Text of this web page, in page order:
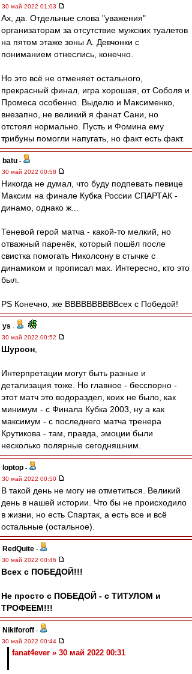
30 май 2022 01:03
Ах, да. Отдельные слова "уважения"
организаторам за отсутствие мужских туалетов
на пятом этаже зоны А. Девчонки с
пониманием отнеслись, конечно.
Но это всё не отменяет остального,
прекрасный финал, игра хорошая, от Соболя и
Промеса особенно. Выделю и Максименко,
внезапно, не великий я фанат Сани, но
отстоял нормально. Пусть и Фомина ему
трибуны помогли напугать, но факт есть факт.
batu -
30 май 2022 00:58
Никогда не думал, что буду подпевать певице
Максим на финале Кубка России СПАРТАК -
динамо, однако ж...
Теневой герой матча - какой-то мелкий, но
отважный паренёк, который пошёл после
свистка помогать Николсону в стычке с
динамиком и прописал мах. Интересно, кто это
был.
PS Конечно, же ВВВВВВВВВВсех с Победой!
ys -
30 май 2022 00:52
Шурсон
Интерпретации могут быть разные и
детализация тоже. Но главное - бесспорно -
этот матч это водораздел, коих не было, как
минимум - с Финала Кубка 2003, ну а как
максимум - с последнего матча тренера
Крутикова - там, правда, эмоции были
несколько полярные сегодняшним.
loptop -
30 май 2022 00:50
В такой день не могу не отметиться. Великий
день в нашей истории. Что бы не происходило
в жизни, но есть Спартак, а есть все и всё
остальные (остальное).
RedQuite -
30 май 2022 00:46
Всех с ПОБЕДОЙ!!!
Не просто с ПОБЕДОЙ - с ТИТУЛОМ и
ТРОФЕЕМ!!!
Nikiforoff -
30 май 2022 00:44
fanat4ever » 30 май 2022 00:31